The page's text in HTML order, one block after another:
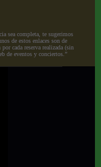
sea completa, te sugerimos
de estos enlaces son de
cada reserva realizada (sin
de eventos y conciertos.”